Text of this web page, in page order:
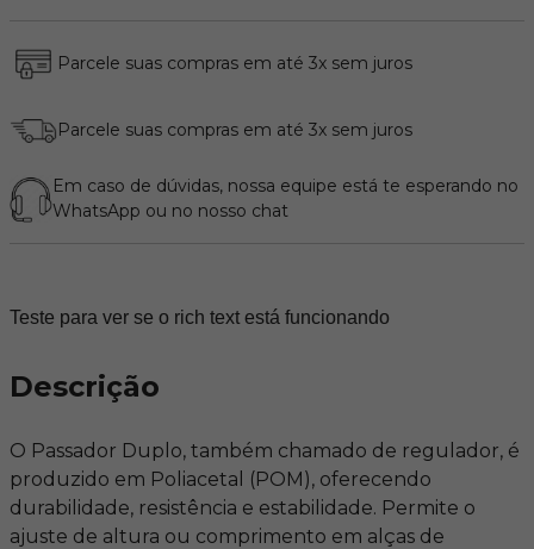
Parcele suas compras em até 3x sem juros
Parcele suas compras em até 3x sem juros
Em caso de dúvidas, nossa equipe está te esperando no
WhatsApp ou no nosso chat
Teste para ver se o rich text está funcionando
Descrição
O Passador Duplo, também chamado de regulador, é
produzido em Poliacetal (POM), oferecendo
durabilidade, resistência e estabilidade. Permite o
ajuste de altura ou comprimento em alças de